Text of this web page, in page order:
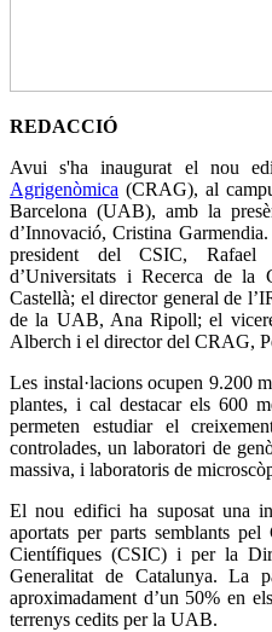
REDACCIÓ
Avui s'ha inaugurat el nou
Agrigenòmica (CRAG), al
Barcelona (UAB), amb la
d’Innovació, Cristina
president del CSIC, Rafael
d’Universitats i Recerca de la
Castellà; el director general de
de la UAB, Ana Ripoll; el
Alberch i el director del CRAG,
Les instal·lacions ocupen 9.200
plantes, i cal destacar els 600
permeten estudiar el
controlades, un laboratori de
massiva, i laboratoris de
El nou edifici ha suposat una
aportats per parts semblants pel
Científiques (CSIC) i per la
Generalitat de Catalunya. La
aproximadament d’un 50% en
terrenys cedits per la UAB.